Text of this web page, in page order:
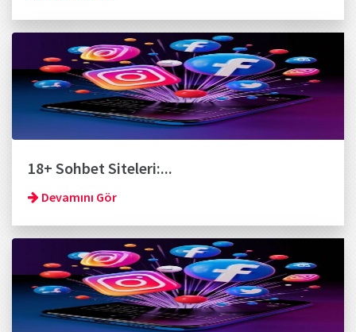
18+ Sohbet Siteleri:...
Devamını Gör